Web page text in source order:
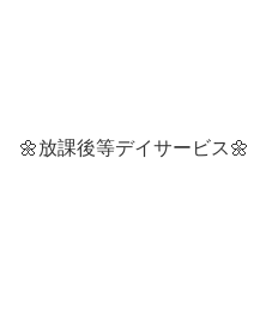
🌼放課後等デイサービス🌼